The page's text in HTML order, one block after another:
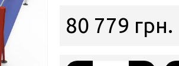
80 779 грн.